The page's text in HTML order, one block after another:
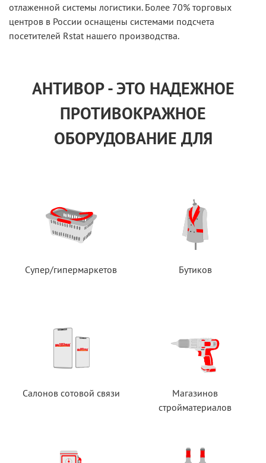
отлаженной системы логистики. Более 70% торговых
центров в России оснащены системами подсчета
посетителей Rstat нашего производства.
АНТИВОР - ЭТО НАДЕЖНОЕ
ПРОТИВОКРАЖНОЕ
ОБОРУДОВАНИЕ ДЛЯ
Супер/гипермаркетов Бутиков
Салонов сотовой связи
Магазинов
стройматериалов